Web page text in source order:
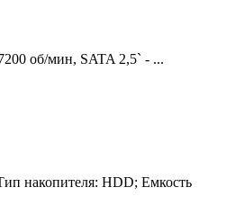
об/мин, SATA 2,5` - ...
накопителя: HDD; Емкость